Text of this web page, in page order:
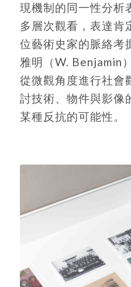
現機制的同一性分析
多層次觀看，表達肯
位藝術史家的脈絡考
雅明（W. Benjamin
從微觀角度進行社會
討技術、物件與影像
某種反抗的可能性。